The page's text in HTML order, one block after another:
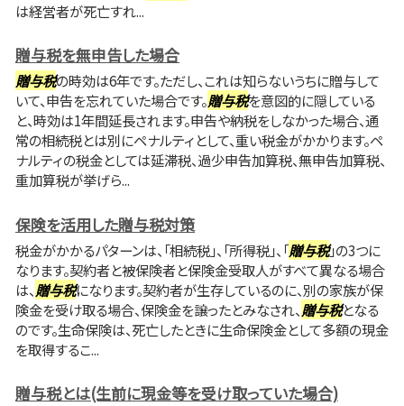
は経営者が死亡すれ...
贈与税を無申告した場合
贈与税の時効は6年です。ただし、これは知らないうちに贈与して
いて、申告を忘れていた場合です。贈与税を意図的に隠している
と、時効は1年間延長されます。申告や納税をしなかった場合、通
常の相続税とは別にペナルティとして、重い税金がかかります。ペ
ナルティの税金としては延滞税、過少申告加算税、無申告加算税、
重加算税が挙げら...
保険を活用した贈与税対策
税金がかかるパターンは、「相続税」、「所得税」、「贈与税」の3つに
なります。契約者と被保険者と保険金受取人がすべて異なる場合
は、贈与税になります。契約者が生存しているのに、別の家族が保
険金を受け取る場合、保険金を譲ったとみなされ、贈与税となる
のです。生命保険は、死亡したときに生命保険金として多額の現金
を取得するこ...
贈与税とは(生前に現金等を受け取っていた場合)